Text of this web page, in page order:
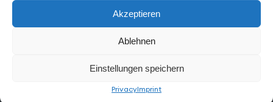
Akzeptieren
Ablehnen
Einstellungen speichern
PrivacyImprint
Vimeo